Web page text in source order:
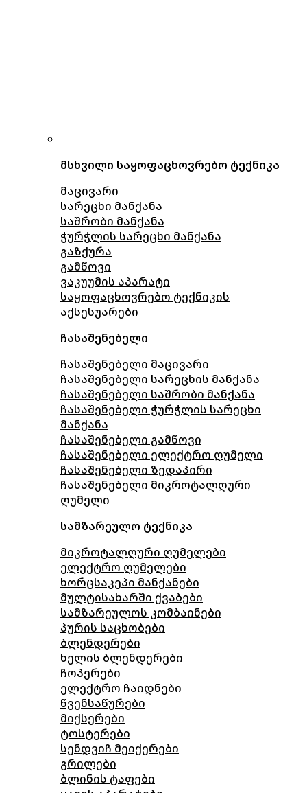
მსხვილი საყოფაცხოვრებო ტექნიკა
მაცივარი
სარეცხი მანქანა
საშრობი მანქანა
ჭურჭლის სარეცხი მანქანა
გაზქურა
გამწოვი
ვაკუუმის აპარატი
საყოფაცხოვრებო ტექნიკის
აქსესუარები
ჩასაშენებელი
ჩასაშენებელი მაცივარი
ჩასაშენებელი სარეცხის მანქანა
ჩასაშენებელი საშრობი მანქანა
ჩასაშენებელი ჭურჭლის სარეცხი
მანქანა
ჩასაშენებელი გამწოვი
ჩასაშენებელი ელექტრო ღუმელი
ჩასაშენებელი ზედაპირი
ჩასაშენებელი მიკროტალღური
ღუმელი
სამზარეულო ტექნიკა
მიკროტალღური ღუმელები
ელექტრო ღუმელები
ხორცსაკეპი მანქანები
მულტისახარში ქვაბები
სამზარეულოს კომბაინები
პურის საცხობები
ბლენდერები
ხელის ბლენდერები
ჩოპერები
ელექტრო ჩაიდნები
წვენსაწურები
მიქსერები
ტოსტერები
სენდვიჩ მეიქერები
გრილები
ბლინის ტაფები